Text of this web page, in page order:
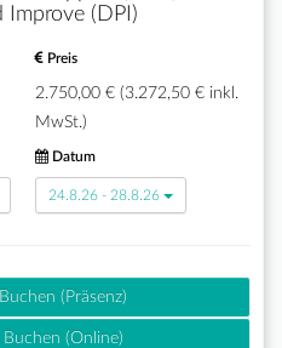
Improve (DPI)
Preis
2.750,00 € (3.272,50 € inkl.
MwSt.)
Datum
24.8.26 - 28.8.26
Buchen (Präsenz)
(Online)